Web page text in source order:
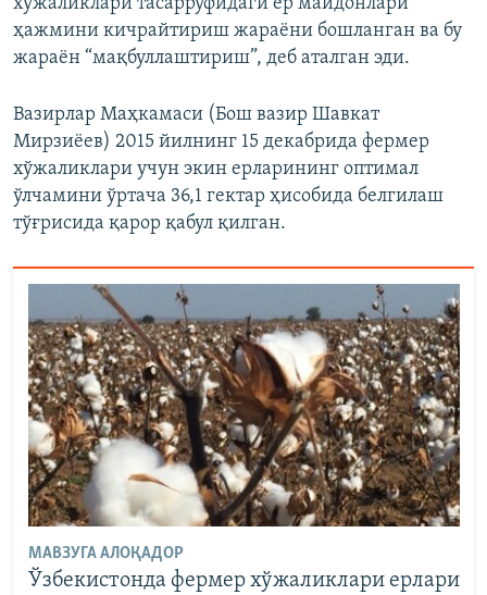
хўжаликлари тасарруфидаги ер майдонлари
ҳажмини кичрайтириш жараёни бошланган ва бу
жараён “мақбуллаштириш”, деб аталган эди.
Вазирлар Маҳкамаси (Бош вазир Шавкат
Мирзиёев) 2015 йилнинг 15 декабрида фермер
хўжаликлари учун экин ерларининг оптимал
ўлчамини ўртача 36,1 гектар ҳисобида белгилаш
тўғрисида қарор қабул қилган.
МАВЗУГА АЛОҚАДОР
Ўзбекистонда фермер хўжаликлари ерлари